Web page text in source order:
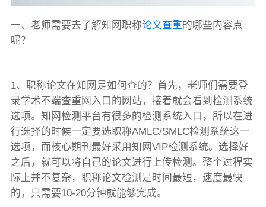
一、老师需要去了解知网职称论文查重的哪些内容点
呢？
1、职称论文在知网是如何查的？首先，老师们需要登
录学术不端查重网入口的网站，接着就会看到检测系统
选项。知网检测平台有很多的检测系统入口，所以在进
行选择的时候一定要选职称AMLC/SMLC检测系统这一
选项，而核心期刊最好采用知网VIP检测系统。选择好
之后，就可以将自己的论文进行上传检测。整个过程实
际上并不复杂，职称论文检测是时间最短，速度最快
的，只需要10-20分钟就能够完成。